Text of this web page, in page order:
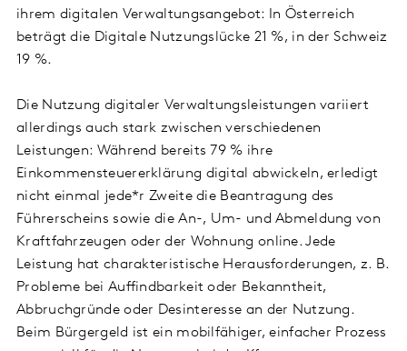
ihrem digitalen Verwaltungsangebot: In Österreich
beträgt die Digitale Nutzungslücke 21 %, in der Schweiz
19 %.
Die Nutzung digitaler Verwaltungsleistungen variiert
allerdings auch stark zwischen verschiedenen
Leistungen: Während bereits 79 % ihre
Einkommensteuererklärung digital abwickeln, erledigt
nicht einmal jede*r Zweite die Beantragung des
Führerscheins sowie die An-, Um- und Abmeldung von
Kraftfahrzeugen oder der Wohnung online. Jede
Leistung hat charakteristische Herausforderungen, z. B.
Probleme bei Auffindbarkeit oder Bekanntheit,
Abbruchgründe oder Desinteresse an der Nutzung.
Beim Bürgergeld ist ein mobilfähiger, einfacher Prozess